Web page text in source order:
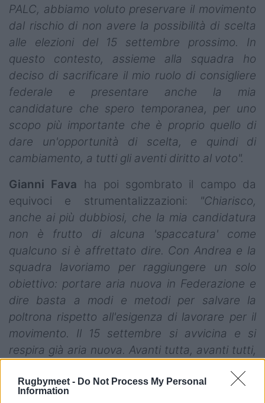
Rugbymeet - Do Not Process My Personal
Information
PALC, abbiamo voluto preservare il movimento
dal rischio di non avere la possibilità di scelta
alle elezioni del 15 settembre prossimo. In
questo contesto, assieme alla squadra ho
deciso di sacrificare il mio ruolo di consigliere
federale e presentare anche la mia
candidature che spero temporanea, per uno
scopo più importante che è proprio quello di
dare un'opportunità di scelta, e quindi di
cambiamento, a tutti gli aventi diritto al voto".
Gianni Fava ha poi sgombrato il campo da
equivoci e strumentalizzazioni: "Chiarisco,
anche ai più dubbiosi, che la mia candidatura
non è frutto di alcuna 'spaccatura' come
qualcuno si è affrettato dire. Con Andrea e la
squadra lavoriamo per raggiungere un solo
obiettivo: portare aria nuova in Federazione e
dire basta a modi e metodi per salvare la
poltrona rispetto all'esigenza di lavorare per il
movimento. Il 15 settembre si avvicina e si
respira già aria nuova. Avanti tutta, avanti tutti,